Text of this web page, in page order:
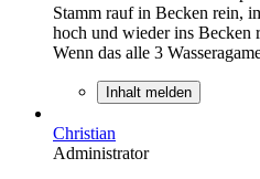
Stamm rauf in Becken rein,
hoch und wieder ins Becken
Wenn das alle 3
Inhalt melden
Christian
Administrator